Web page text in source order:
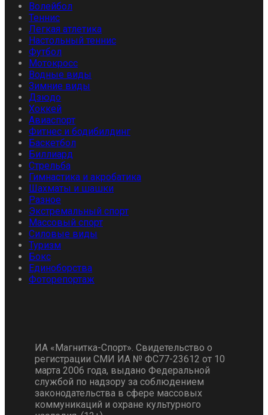
Волейбол
Теннис
Легкая атлетика
Настольный теннис
Футбол
Мотокросс
Водные виды
Зимние виды
Дзюдо
Хоккей
Авиаспорт
Фитнес и бодибилдинг
Баскетбол
Биллиард
Стрельба
Гимнастика и акробатика
Шахматы и шашки
Разное
Экстремальный спорт
Массовый спорт
Силовые виды
Туризм
Бокс
Единоборства
Фоторепортаж
ИА «Магнитка-Спорт». Свидетельство о
регистрации СМИ ИА № ФС77-23612 от 10
марта 2006 года, выдано Федеральной
службой по надзору за соблюдением
законодательства в сфере массовых
коммуникаций и охране культурного